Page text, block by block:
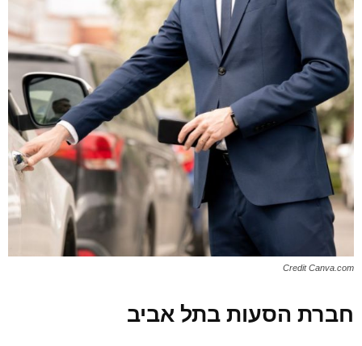
Credit Canva.com
חברת הסעות בתל אביב